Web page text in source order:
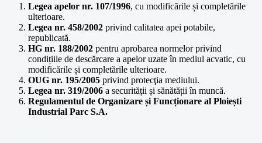
Legea apelor nr. 107/1996, cu modificările și completările
ulterioare.
Legea nr. 458/2002 privind calitatea apei potabile,
republicată.
HG nr. 188/2002 pentru aprobarea normelor privind
condițiile de descărcare a apelor uzate în mediul acvatic, cu
modificările și completările ulterioare.
OUG nr. 195/2005 privind protecţia mediului.
Legea nr. 319/2006 a securității și sănătății în muncă.
Regulamentul de Organizare și Funcționare al Ploiești
Industrial Parc S.A.